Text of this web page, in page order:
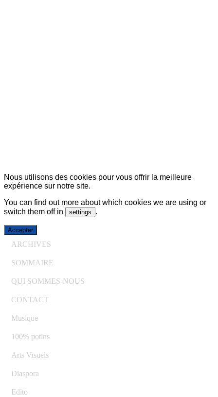
Nous utilisons des cookies pour vous offrir la meilleure
expérience sur notre site.
You can find out more about which cookies we are using or
switch them off in
settings .
Accepter
ARCHIVES
SOMMAIRE
QUI SOMMES-NOUS
CONTACT
Musique
100% potins
Arts Visuels
Diaspora
Edito